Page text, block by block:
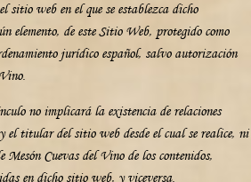
sitio web en el que se establezca dicho
elemento, de este Sitio Web, protegido como
jurídico español, salvo autorización
no implicará la existencia de relaciones
el titular del sitio web desde el cual se realice, ni
Mesón Cuevas del Vino de los contenidos,
en dicho sitio web, y viceversa.